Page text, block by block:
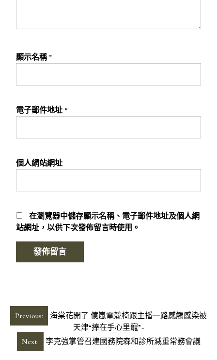
顯示名稱 *
電子郵件地址 *
個人網站網址
在瀏覽器中儲存顯示名稱、電子郵件地址及個人網
站網址，以供下次發佈留言時使用。
文
章
Previous:
海棠花開了 億嵐電競椅跟主播一路感觸感染被
天津“捧在手心里寵”~
Next:
李克強掌管召建國務院森和診所減重常務會議